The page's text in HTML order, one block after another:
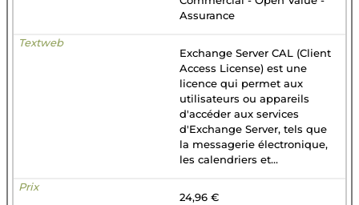
Assurance
Exchange Server CAL (Client
Access License) est une
licence qui permet aux
utilisateurs ou appareils
d'accéder aux services
d'Exchange Server, tels que
la messagerie électronique,
les calendriers et...
24,96 €